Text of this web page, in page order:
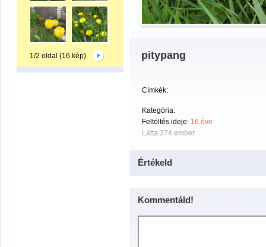
1/2 oldal (16 kép) pitypang
Címkék:
Kategória:
Feltöltés ideje: 16 éve
Látta 374 ember.
Értékeld
Kommentáld!